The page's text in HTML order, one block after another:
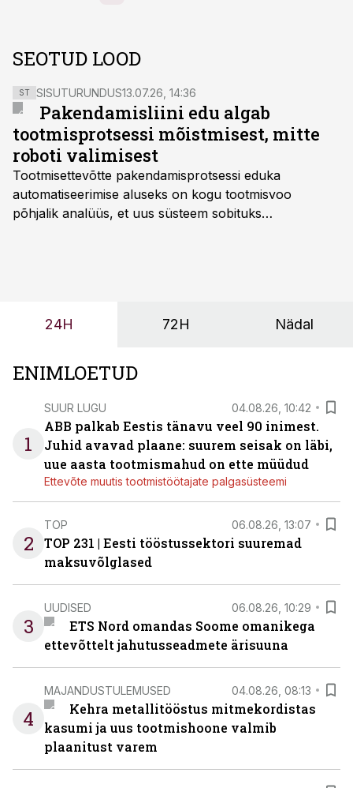
SEOTUD LOOD
ST SISUTURUNDUS13.07.26, 14:36
Pakendamisliini edu algab
tootmisprotsessi mõistmisest, mitte
roboti valimisest
Tootmisettevõtte pakendamisprotsessi eduka
automatiseerimise aluseks on kogu tootmisvoo
põhjalik analüüs, et uus süsteem sobituks
OÜ tegevjuht Sander Mitendorf.
24H 72H Nädal
ENIMLOETUD
1
SUUR LUGU 04.08.26, 10:42
ABB palkab Eestis tänavu veel 90 inimest.
Juhid avavad plaane: suurem seisak on läbi,
uue aasta tootmismahud on ette müüdud
Ettevõte muutis tootmistöötajate palgasüsteemi
2
TOP 06.08.26, 13:07
TOP 231 | Eesti tööstussektori suuremad
maksuvõlglased
3
UUDISED 06.08.26, 10:29
ETS Nord omandas Soome omanikega
ettevõttelt jahutusseadmete ärisuuna
4
MAJANDUSTULEMUSED 04.08.26, 08:13
Kehra metallitööstus mitmekordistas
kasumi ja uus tootmishoone valmib
plaanitust varem